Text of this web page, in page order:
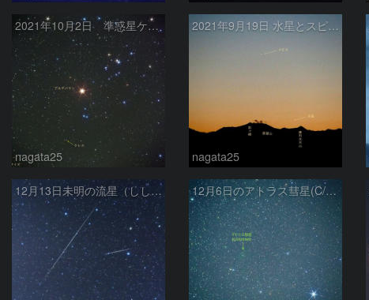
2021年10月2日 準惑星ケレス
nagata25
2021年9月19日 水星とスピカの接近
nagata25
12月13日未明の流星（しし座方面） 12月6日のアトラス彗星(C/2020 M3)